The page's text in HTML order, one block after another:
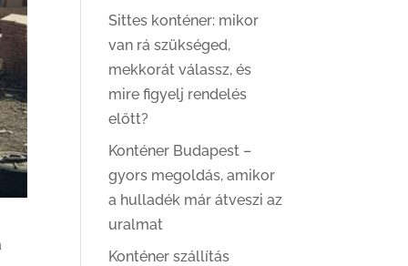
Sittes konténer: mikor
van rá szükséged,
mekkorát válassz, és
mire figyelj rendelés
előtt?
Konténer Budapest –
gyors megoldás, amikor
a hulladék már átveszi az
uralmat
Konténer szállítás